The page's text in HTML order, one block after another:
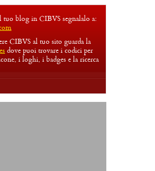
tuo blog in CIBVS segnalalo a:
CIBVS al tuo sito guarda la
dove puoi trovare i codici per
i loghi, i badges e la ricerca